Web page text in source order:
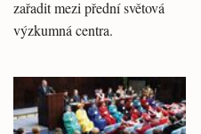
zařadit mezi přední světová
výzkumná centra.